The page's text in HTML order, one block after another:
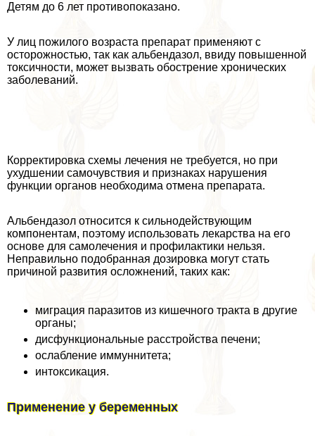
Детям до 6 лет противопоказано.
У лиц пожилого возраста препарат применяют с
осторожностью, так как альбендазол, ввиду повышенной
токсичности, может вызвать обострение хронических
заболеваний.
Корректировка схемы лечения не требуется, но при
ухудшении самочувствия и признаках нарушения
функции органов необходима отмена препарата.
Альбендазол относится к сильнодействующим
компонентам, поэтому использовать лекарства на его
основе для самолечения и профилактики нельзя.
Неправильно подобранная дозировка могут стать
причиной развития осложнений, таких как:
миграция паразитов из кишечного тpaкта в другие
органы;
дисфункциональные расстройства печени;
ослабление иммуннитета;
интоксикация.
Применение у беременных